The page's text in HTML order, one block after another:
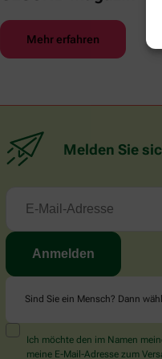
Mehr erfahren
Melden Sie
Sind Sie ein Mensch? Dann
Ich möchte den im Namen
meine E-Mail-Adresse zum